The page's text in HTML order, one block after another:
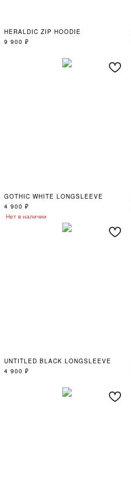
HERALDIC ZIP HOODIE
9 900 ₽
GOTHIC WHITE LONGSLEEVE
4 900 ₽
Нет в наличии
UNTITLED BLACK LONGSLEEVE
4 900 ₽